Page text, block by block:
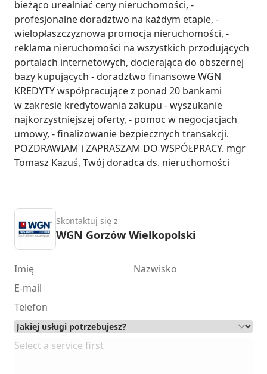
bieżąco urealniać ceny nieruchomości, -
profesjonalne doradztwo na każdym etapie, -
wielopłaszczyznowa promocja nieruchomości, -
reklama nieruchomości na wszystkich przodujących
portalach internetowych, docierająca do obszernej
bazy kupujących - doradztwo finansowe WGN
KREDYTY współpracujące z ponad 20 bankami
w zakresie kredytowania zakupu - wyszukanie
najkorzystniejszej oferty, - pomoc w negocjacjach
umowy, - finalizowanie bezpiecznych transakcji.
POZDRAWIAM i ZAPRASZAM DO WSPÓŁPRACY. mgr
Tomasz Kazuś, Twój doradca ds. nieruchomości
Skontaktuj się z
WGN Gorzów Wielkopolski